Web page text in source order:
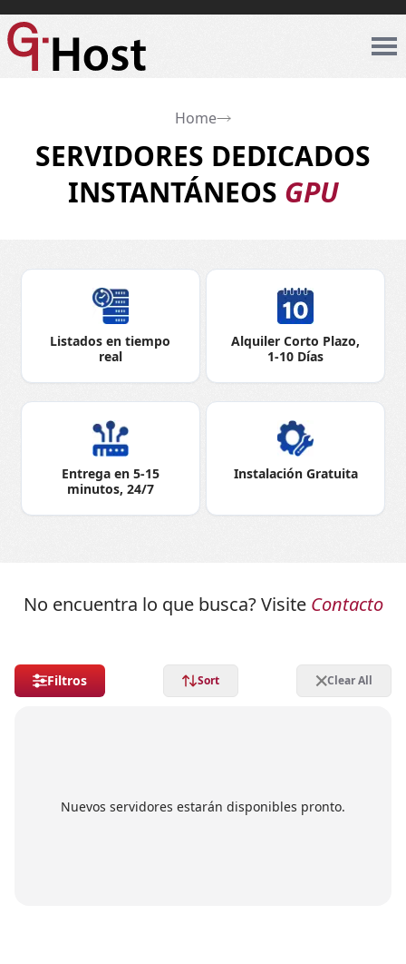
Home
SERVIDORES DEDICADOS
INSTANTÁNEOS GPU
Listados en tiempo
real
Alquiler Corto Plazo,
1-10 Días
Entrega en 5-15
minutos, 24/7
Instalación Gratuita
No encuentra lo que busca? Visite Contacto
Filtros Sort Clear All
Nuevos servidores estarán disponibles pronto.